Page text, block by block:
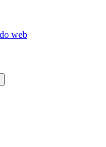
web